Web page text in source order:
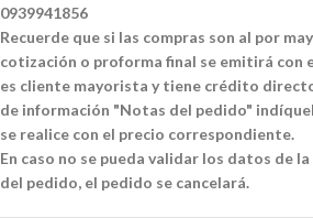
0939941856
Recuerde que si las compras son al por
cotización o proforma final se emitirá con
es cliente mayorista y tiene crédito
de información "Notas del pedido"
se realice con el precio correspondiente.
En caso no se pueda validar los datos de
del pedido, el pedido se cancelará.